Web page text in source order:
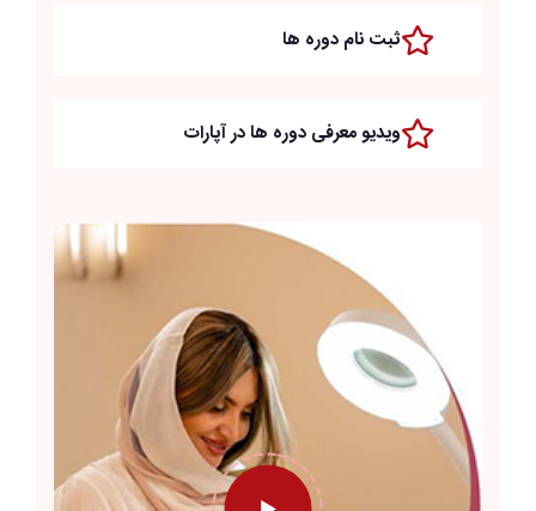
ثبت نام دوره ها
ویدیو معرفی دوره ها در آپارات